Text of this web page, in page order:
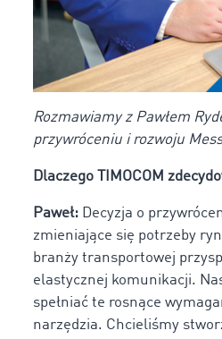
Rozmawiamy z Pawłem
przywróceniu i rozwoju
Dlaczego TIMOCOM
Paweł: Decyzja o
zmieniające się potrzeby
branży transportowej
elastycznej komunikacji.
spełniać te rosnące
narzędzia. Chcieliśmy